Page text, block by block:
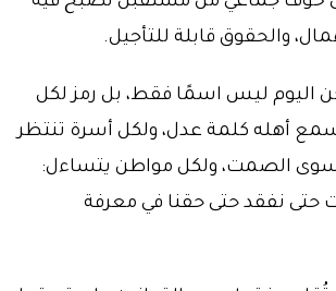
والحقوق قابلة للتأجيل.
ليس اسمًا فقط، بل رمز لكل
أهله كلمة عدل، ولكل أسرة تنتظر
سوى الصمت، ولكل مواطن يتساءل:
حتى نفقد حتى حقنا في معرفة